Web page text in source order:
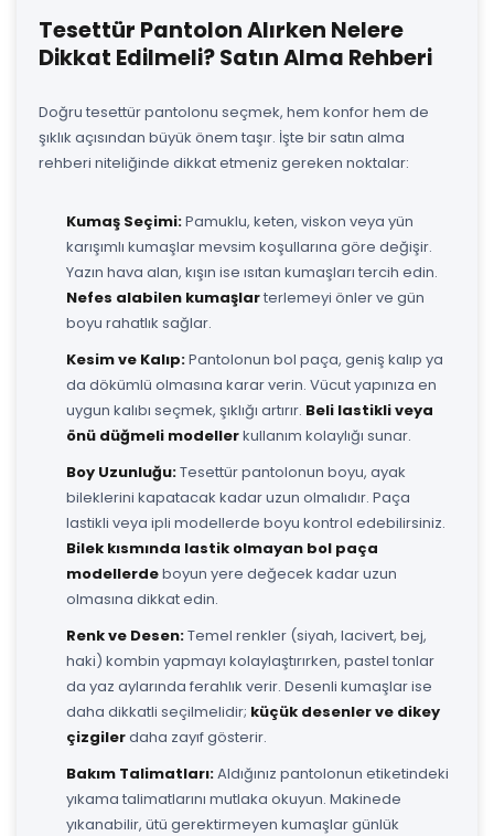
Tesettür Pantolon Alırken Nelere
Dikkat Edilmeli? Satın Alma Rehberi
Doğru tesettür pantolonu seçmek, hem konfor hem de
şıklık açısından büyük önem taşır. İşte bir satın alma
rehberi niteliğinde dikkat etmeniz gereken noktalar:
Kumaş Seçimi:Pamuklu, keten, viskon veya yün
karışımlı kumaşlar mevsim koşullarına göre değişir.
Yazın hava alan, kışın ise ısıtan kumaşları tercih edin.
Nefes alabilen kumaşlarterlemeyi önler ve gün
boyu rahatlık sağlar.
Kesim ve Kalıp:Pantolonun bol paça, geniş kalıp ya
da dökümlü olmasına karar verin. Vücut yapınıza en
uygun kalıbı seçmek, şıklığı artırır. Beli lastikli veya
önü düğmeli modellerkullanım kolaylığı sunar.
Boy Uzunluğu:Tesettür pantolonun boyu, ayak
bileklerini kapatacak kadar uzun olmalıdır. Paça
lastikli veya ipli modellerde boyu kontrol edebilirsiniz.
Bilek kısmında lastik olmayan bol paça
modellerdeboyun yere değecek kadar uzun
olmasına dikkat edin.
Renk ve Desen:Temel renkler (siyah, lacivert, bej,
haki) kombin yapmayı kolaylaştırırken, pastel tonlar
da yaz aylarında ferahlık verir. Desenli kumaşlar ise
daha dikkatli seçilmelidir; küçük desenler ve dikey
çizgilerdaha zayıf gösterir.
Bakım Talimatları:Aldığınız pantolonun etiketindeki
yıkama talimatlarını mutlaka okuyun. Makinede
yıkanabilir, ütü gerektirmeyen kumaşlar günlük